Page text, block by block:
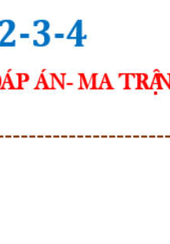
DẠY NÓI SPEAKING -
1